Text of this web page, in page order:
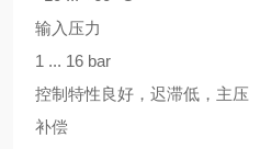
输入压力
1 ... 16 bar
控制特性良好，迟滞低，主压
补偿